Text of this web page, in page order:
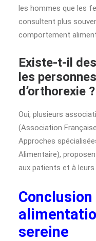
les hommes que les
consultent plus
comportement
Existe-t-il
les
d’orthorexie ?
Oui, plusieurs
(Association
Approches
Alimentaire),
aux patients et à leurs
sereine